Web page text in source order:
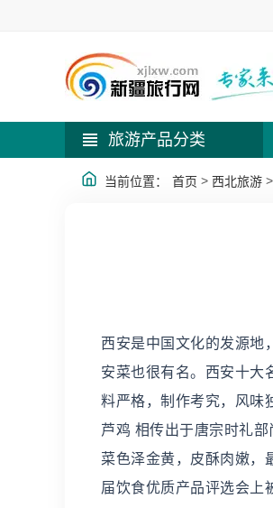
旅游产品分类
当前位置： 首页 > 西北旅游 >
西安是中国文化的发源地
安菜也很有名。西安十大
料严格，制作考究，风味
芦鸡 相传出于唐宗时礼
菜色泽金黄，皮酥肉嫩，
届饮食优质产品评选会上